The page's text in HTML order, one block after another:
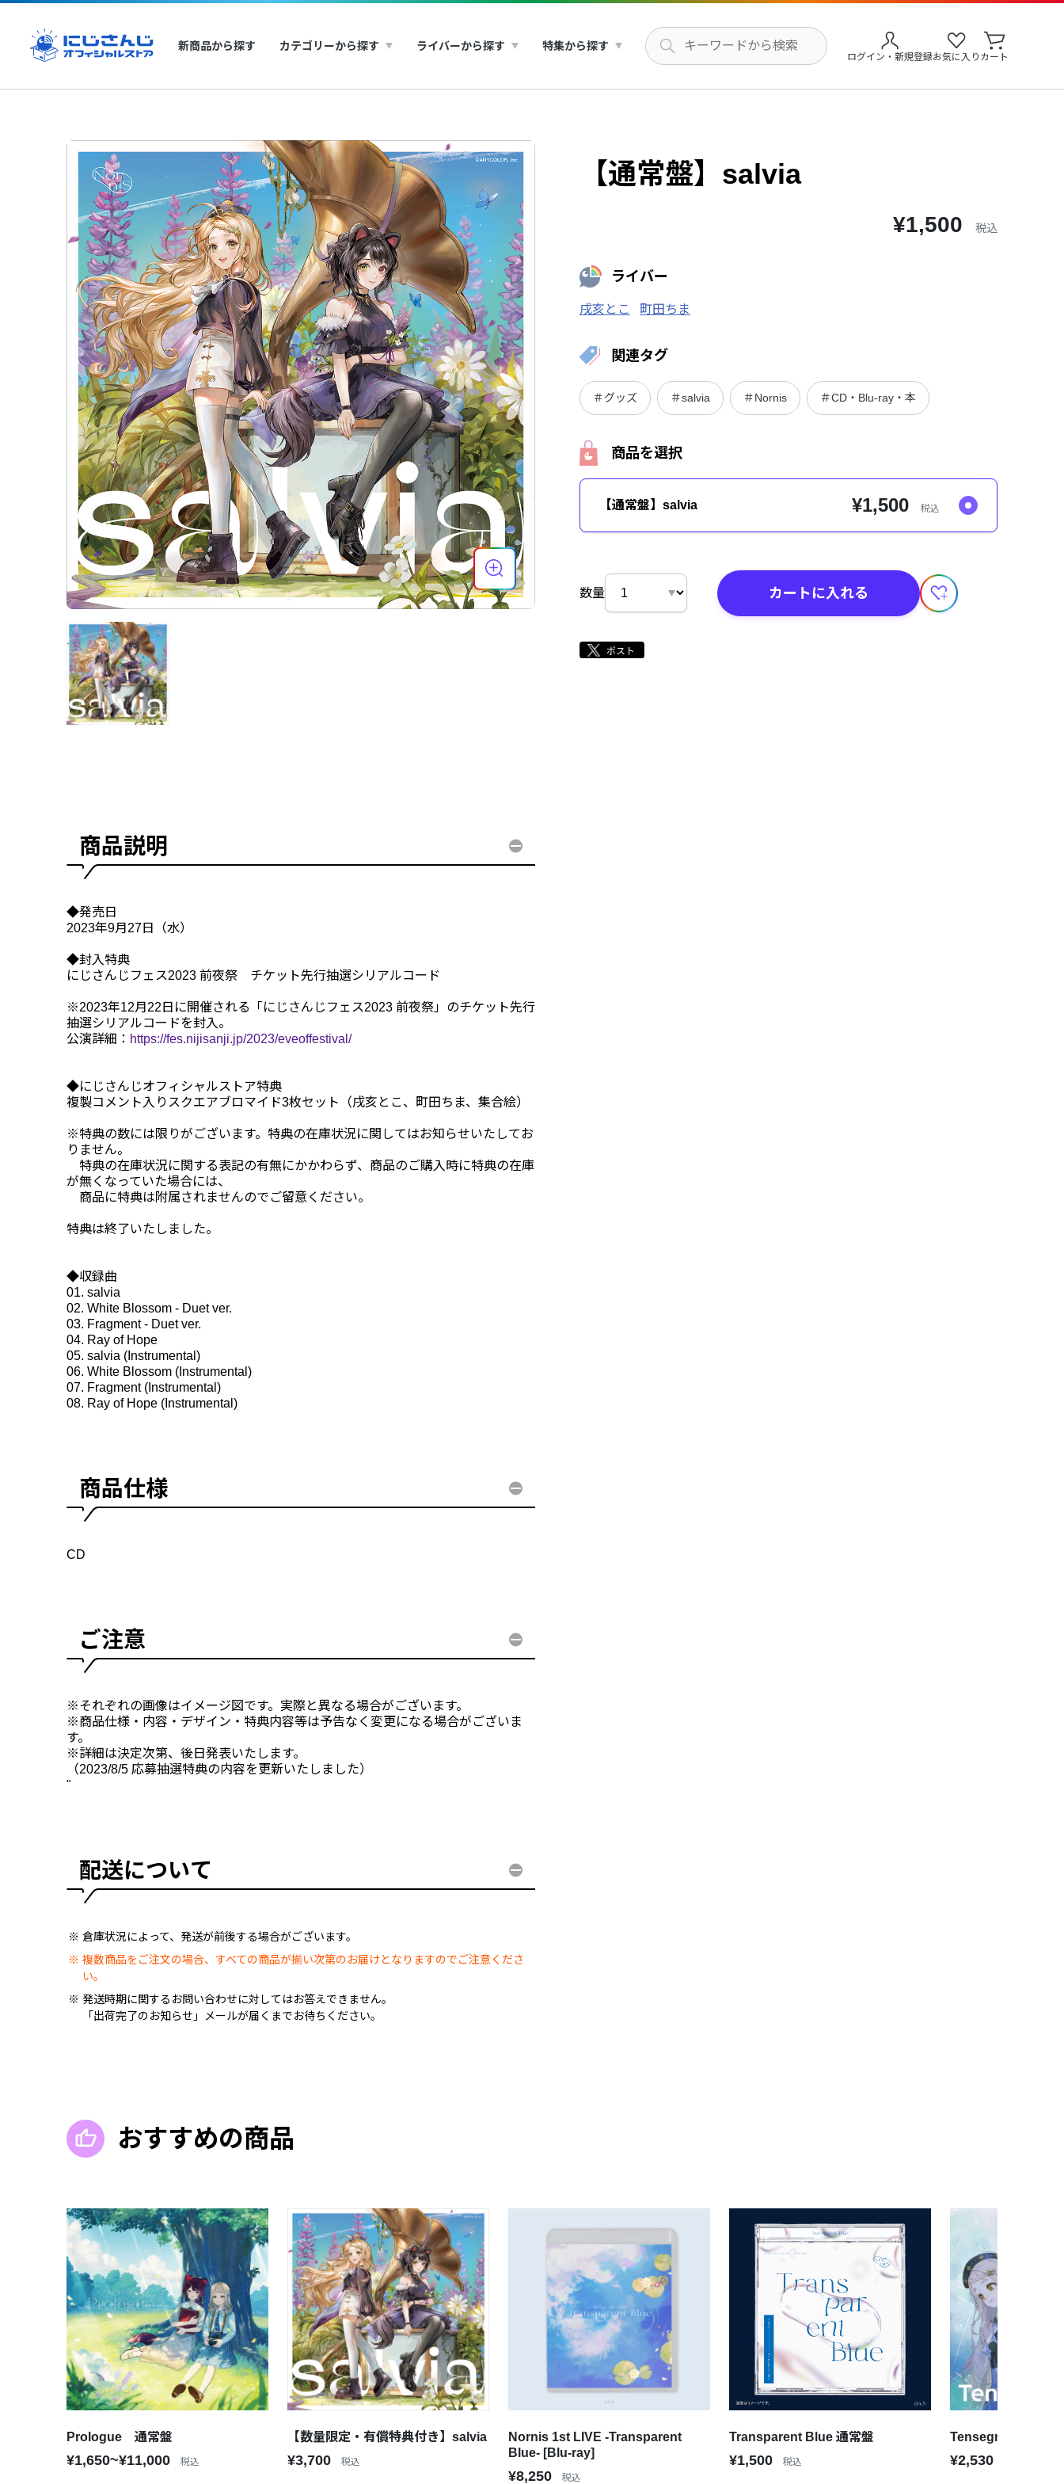
新商品から探す カテゴリーから探す ライバーから探す 特集から探す
ログイン・新規登録お気に入り カート
【通常盤】salvia
¥1,500 税込
ライバー
戌亥とこ 町田ちま
関連タグ
＃グッズ ＃salvia ＃Nornis ＃CD・Blu-ray・本
商品を選択
【通常盤】salvia ¥1,500 税込
数量 カートに入れる
商品説明
◆発売日
2023年9月27日（水）
◆封入特典
にじさんじフェス2023 前夜祭 チケット先行抽選シリアルコード
※2023年12月22日に開催される「にじさんじフェス2023 前夜祭」のチケット先行
抽選シリアルコードを封入。
公演詳細： https://fes.nijisanji.jp/2023/eveoffestival/
◆にじさんじオフィシャルストア特典
複製コメント入りスクエアブロマイド3枚セット（戌亥とこ、町田ちま、集合絵）
※特典の数には限りがございます。特典の在庫状況に関してはお知らせいたしてお
りません。
特典の在庫状況に関する表記の有無にかかわらず、商品のご購入時に特典の在庫
が無くなっていた場合には、
商品に特典は附属されませんのでご留意ください。
特典は終了いたしました。
◆収録曲
01. salvia
02. White Blossom - Duet ver.
03. Fragment - Duet ver.
04. Ray of Hope
05. salvia (Instrumental)
06. White Blossom (Instrumental)
07. Fragment (Instrumental)
08. Ray of Hope (Instrumental)
商品仕様
CD
ご注意
※それぞれの画像はイメージ図です。実際と異なる場合がございます。
※商品仕様・内容・デザイン・特典内容等は予告なく変更になる場合がございま
す。
※詳細は決定次第、後日発表いたします。
（2023/8/5 応募抽選特典の内容を更新いたしました）
"
配送について
倉庫状況によって、発送が前後する場合がございます。
複数商品をご注文の場合、すべての商品が揃い次第のお届けとなりますのでご注意くださ
い。
発送時期に関するお問い合わせに対してはお答えできません。
「出荷完了のお知らせ」メールが届くまでお待ちください。
おすすめの商品
Prologue 通常盤
¥1,650~¥11,000 税込
【数量限定・有償特典付き】salvia
¥3,700 税込
Nornis 1st LIVE -Transparent
Blue- [Blu-ray]
¥8,250 税込
Transparent Blue 通常盤
¥1,500 税込
Tensegrity 通常盤
¥2,530